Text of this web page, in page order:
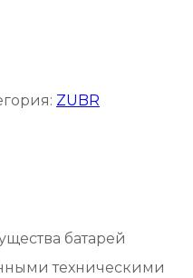
ZUBR
батарей
техническими